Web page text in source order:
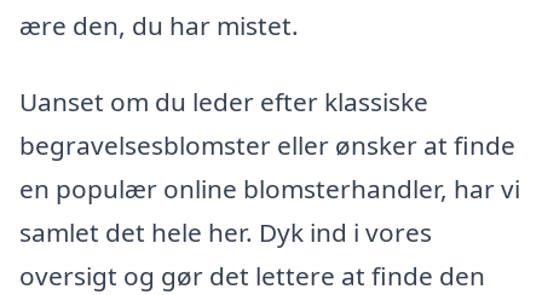
ære den, du har mistet.
Uanset om du leder efter klassiske
begravelsesblomster eller ønsker at finde
en populær online blomsterhandler, har vi
samlet det hele her. Dyk ind i vores
oversigt og gør det lettere at finde den